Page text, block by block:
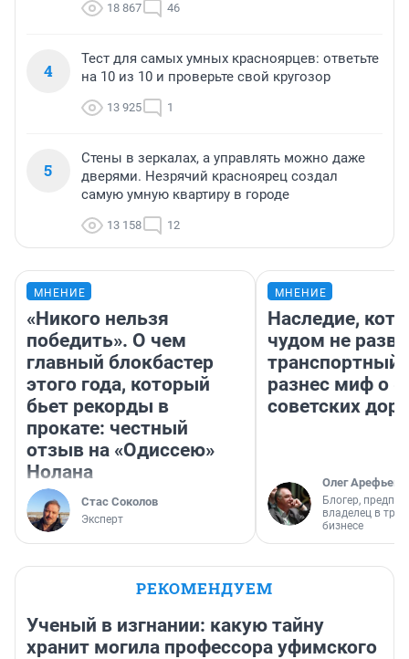
18 867 46
4
Тест для самых умных красноярцев: ответьте
на 10 из 10 и проверьте свой кругозор
13 925 1
5
Стены в зеркалах, а управлять можно даже
дверями. Незрячий красноярец создал
самую умную квартиру в городе
13 158 12
МНЕНИЕ
«Никого нельзя
победить». О чем
главный блокбастер
этого года, который
бьет рекорды в
прокате: честный
отзыв на «Одиссею»
Нолана
Стас Соколов
Эксперт
МНЕНИЕ
Наследие,
чудом не
транспортный
разнес миф о
советских
Олег Арефьев
Блогер,
владелец в
бизнесе
РЕКОМЕНДУЕМ
Ученый в изгнании: какую тайну
хранит могила профессора уфимского